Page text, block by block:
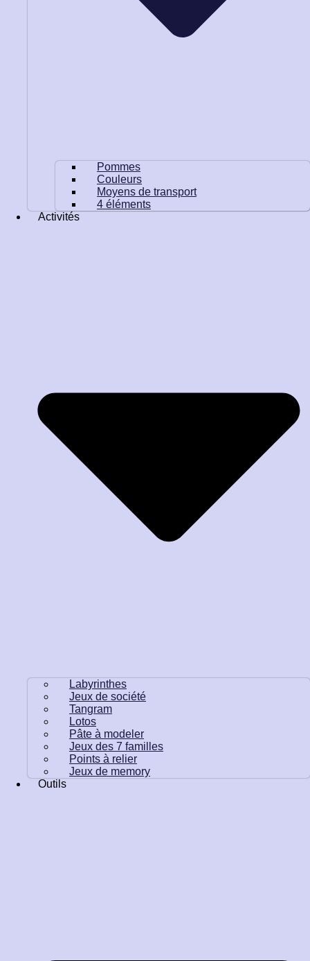
Pommes
Couleurs
Moyens de transport
4 éléments
Activités
Labyrinthes
Jeux de société
Tangram
Lotos
Pâte à modeler
Jeux des 7 familles
Points à relier
Jeux de memory
Outils